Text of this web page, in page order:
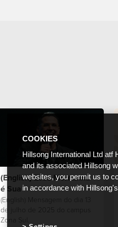
(English) Essa Montanha
é Sua
(English) Mensagem do dia 13
de julho de 2025 do campus
Zona Sul.
COOKIES
Hillsong International Ltd atf
and its associated Hillsong
websites, you permit us to
in accordance with